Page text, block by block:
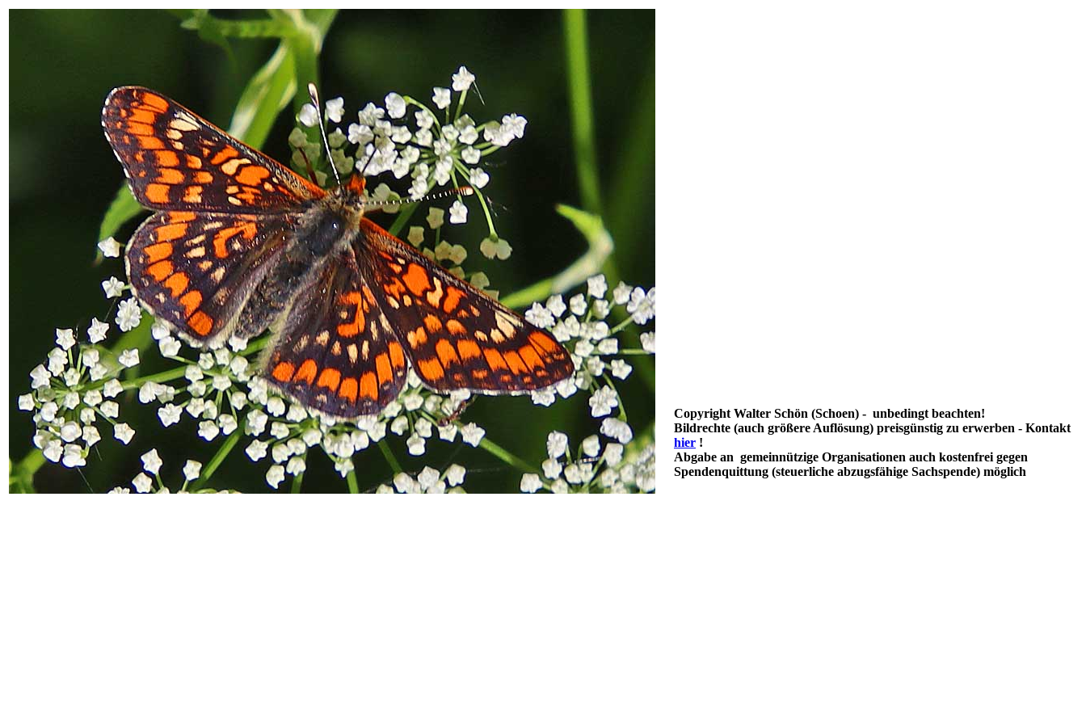
Copyright Walter Schön (Schoen) - unbedingt beachten!
Bildrechte (auch größere Auflösung) preisgünstig zu erwerben - Kontakt
hier !
Abgabe an gemeinnützige Organisationen auch kostenfrei gegen
Spendenquittung (steuerliche abzugsfähige Sachspende) möglich